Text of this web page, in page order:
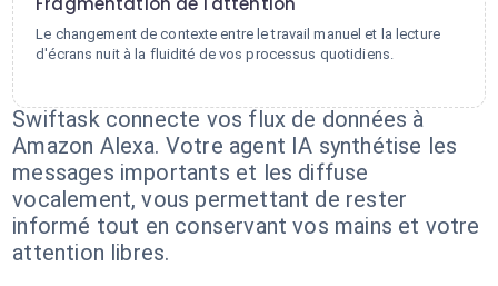
Le changement de contexte entre le travail manuel et la lecture
d'écrans nuit à la fluidité de vos processus quotidiens.
Swiftask connecte vos flux de données à
Amazon Alexa. Votre agent IA synthétise les
messages importants et les diffuse
vocalement, vous permettant de rester
informé tout en conservant vos mains et votre
attention libres.